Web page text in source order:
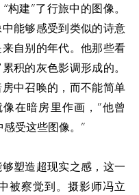
建”了行旅中的图像。
能够感受到类似的诗意
自别的年代。他那些看
积的灰色影调形成的。
中召唤的，而不能简单
在暗房里作画，”他曾
受这些图像。”
塑造超现实之感，这一
被察觉到。摄影师冯立